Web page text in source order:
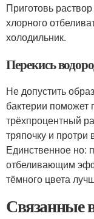
Приготовь
хлорного
холодильник.
Перекись
Не допустить
бактерии поможет
трёхпроцентный
тряпочку и протри
Единственное но:
отбеливающим
тёмного цвета
Связанные